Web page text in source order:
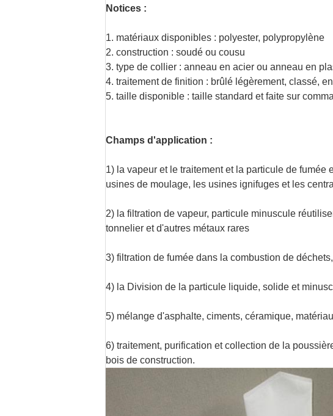
Notices :
1. matériaux disponibles : polyester, polypropylène
2. construction : soudé ou cousu
3. type de collier : anneau en acier ou anneau en
4. traitement de finition : brûlé légèrement, classé,
5. taille disponible : taille standard et faite sur
Champs d'application :
1) la vapeur et le traitement et la particule de
usines de moulage, les usines ignifuges et les
2) la filtration de vapeur, particule minuscule
tonnelier et d'autres métaux rares
3) filtration de fumée dans la combustion de
4) la Division de la particule liquide, solide et
5) mélange d'asphalte, ciments, céramique,
6) traitement, purification et collection de la
bois de construction.